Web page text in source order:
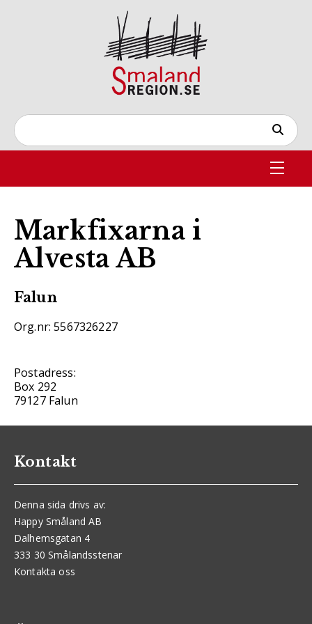
Markfixarna i
Alvesta AB
Falun
Org.nr: 5567326227
Postadress:
Box 292
79127 Falun
Kontakt
Denna sida drivs av:
Happy Småland AB
Dalhemsgatan 4
333 30 Smålandsstenar
Kontakta oss